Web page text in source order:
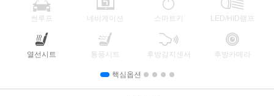
썬루프 네비게이션 스마트키 LED/HID램프
열선시트 통풍시트 후방감지센서 후방카메라
핵심옵션